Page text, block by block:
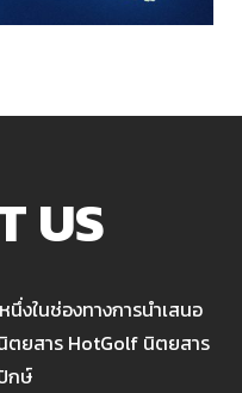
US
งในช่องทางการนำเสนอ
ตยสาร HotGolf นิตยสาร
กษ์